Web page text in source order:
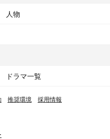
人物
ドラマ一覧
推奨環境 採用情報